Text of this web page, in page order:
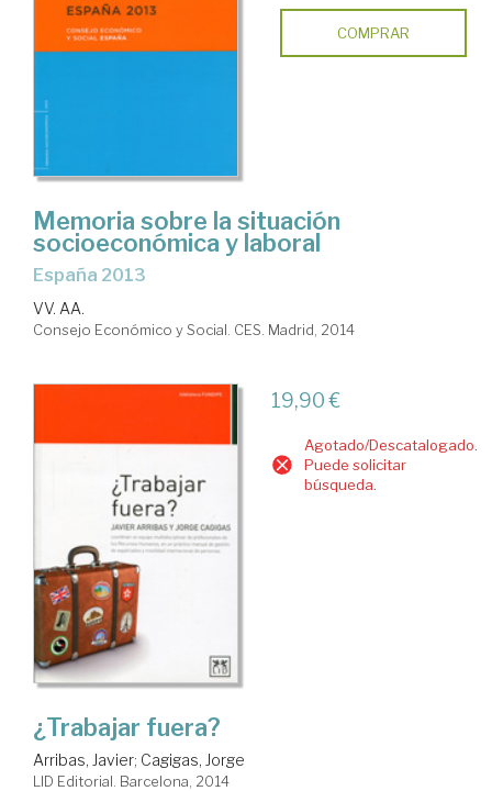
COMPRAR
Memoria sobre la situación
socioeconómica y laboral
España 2013
VV. AA.
Consejo Económico y Social. CES. Madrid, 2014
19,90 €
Agotado/Descatalogado.
Puede solicitar
búsqueda.
¿Trabajar fuera?
Arribas, Javier; Cagigas, Jorge
LID Editorial. Barcelona, 2014